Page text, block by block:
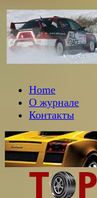
Home
О журнале
Контакты